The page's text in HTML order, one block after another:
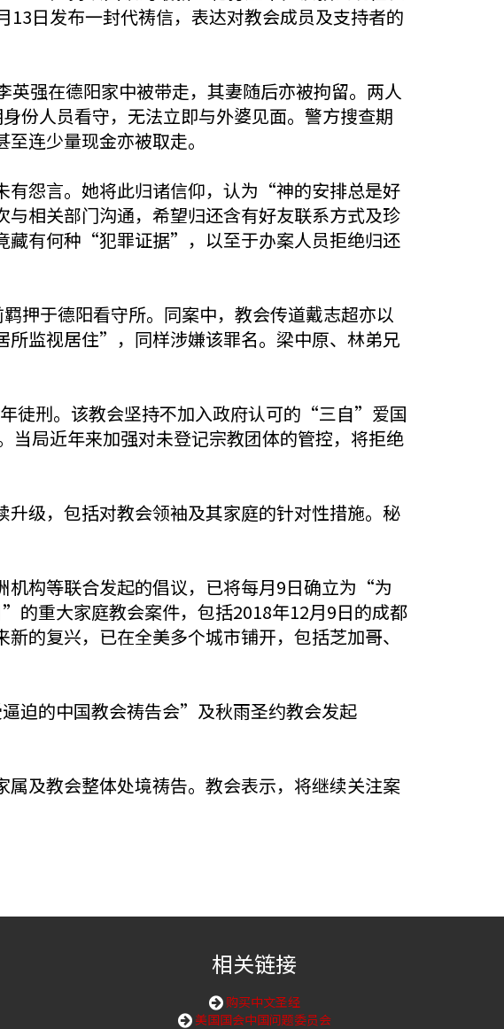
日发布一封代祷信，表达对教会成员及支持者的
强在德阳家中被带走，其妻随后亦被拘留。两人
人员看守，无法立即与外婆见面。警方搜查期
连少量现金亦被取走。
有怨言。她将此归诸信仰，认为“神的安排总是好
相关部门沟通，希望归还含有好友联系方式及珍
藏有何种“犯罪证据”，以至于办案人员拒绝归还
押于德阳看守所。同案中，教会传道戴志超亦以
监视居住”，同样涉嫌该罪名。梁中原、林弟兄
徒刑。该教会坚持不加入政府认可的“三自”爱国
当局近年来加强对未登记宗教团体的管控，将拒绝
级，包括对教会领袖及其家庭的针对性措施。秘
机构等联合发起的倡议，已将每月9日确立为“为
重大家庭教会案件，包括2018年12月9日的成都
的复兴，已在全美多个城市铺开，包括芝加哥、
迫的中国教会祷告会”及秋雨圣约教会发起
及教会整体处境祷告。教会表示，将继续关注案
相关链接
购买中文圣经
美国国会中国问题委员会